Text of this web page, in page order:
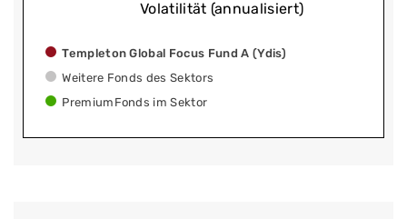
Volatilität (annualisiert)
Templeton Global Focus Fund A (Ydis)
Weitere Fonds des Sektors
PremiumFonds im Sektor